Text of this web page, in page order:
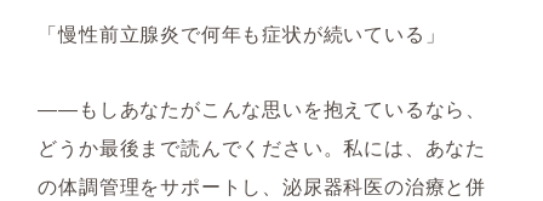
「慢性前立腺炎で何年も症状が続いている」
――もしあなたがこんな思いを抱えているなら、
どうか最後まで読んでください。私には、あなた
の体調管理をサポートし、泌尿器科医の治療と併